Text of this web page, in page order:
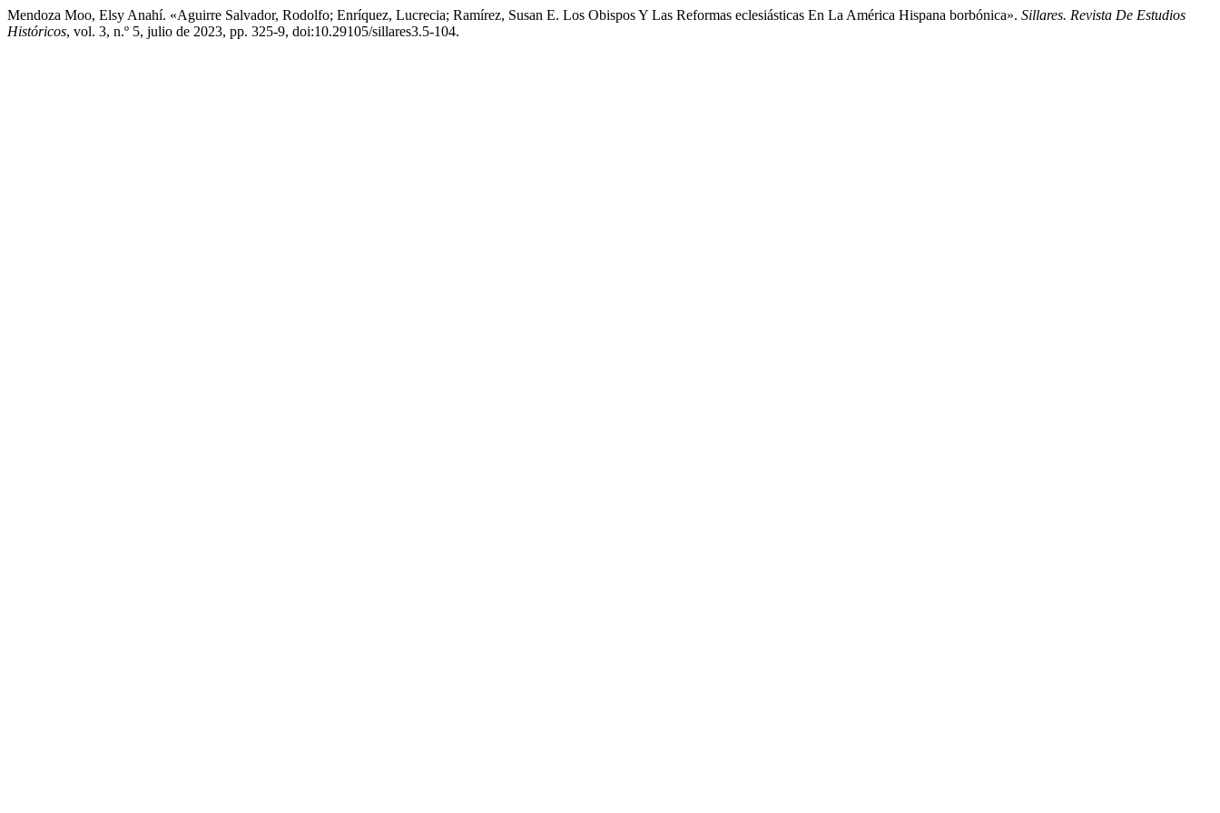
Mendoza Moo, Elsy Anahí. «Aguirre Salvador, Rodolfo; Enríquez, Lucrecia; Ramírez, Susan E. Los Obispos Y Las Reformas eclesiásticas En La América Hispana borbónica». Sillares. Revista De Estudios
Históricos, vol. 3, n.º 5, julio de 2023, pp. 325-9, doi:10.29105/sillares3.5-104.